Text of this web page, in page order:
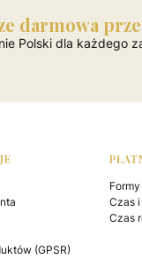
darmowa
Polski dla każdego
(GPSR)
Czas
Czas